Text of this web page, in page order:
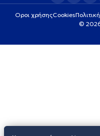
Οροι χρήσηςCookies
©